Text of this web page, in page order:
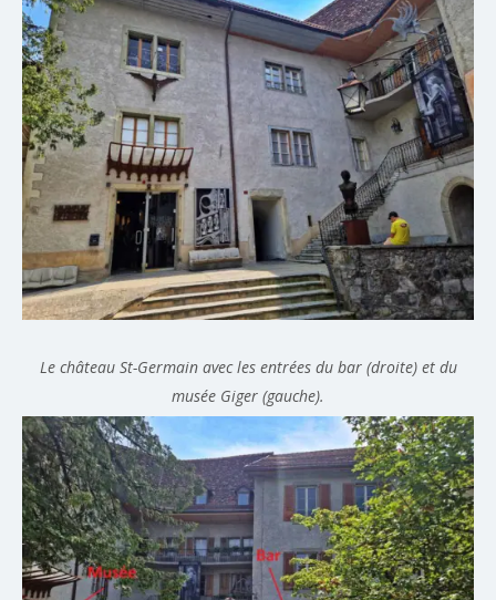
Le château St-Germain avec les entrées du bar (droite) et du
musée Giger (gauche).